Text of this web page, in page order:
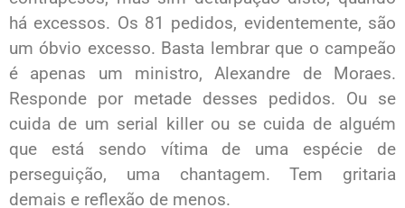
há excessos. Os 81 pedidos, evidentemente, são
um óbvio excesso. Basta lembrar que o campeão
é apenas um ministro, Alexandre de Moraes.
Responde por metade desses pedidos. Ou se
cuida de um serial killer ou se cuida de alguém
que está sendo vítima de uma espécie de
perseguição, uma chantagem. Tem gritaria
demais e reflexão de menos.